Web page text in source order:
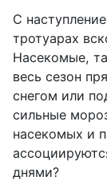
С
тротуарах
Насекомые,
весь сезон
снегом или
сильные
насекомых и
днями?